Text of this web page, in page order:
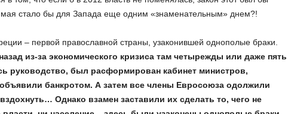
мая стало бы для Запада еще одним «знаменательным» днем?!
– первой православной страны, узаконившей однополые браки.
из-за экономического кризиса там четырежды или даже пять
руководство, был расформирован кабинет министров,
объявили банкротом. А затем все члены Евросоюза одолжили
Однако взамен заставили их сделать то, чего не